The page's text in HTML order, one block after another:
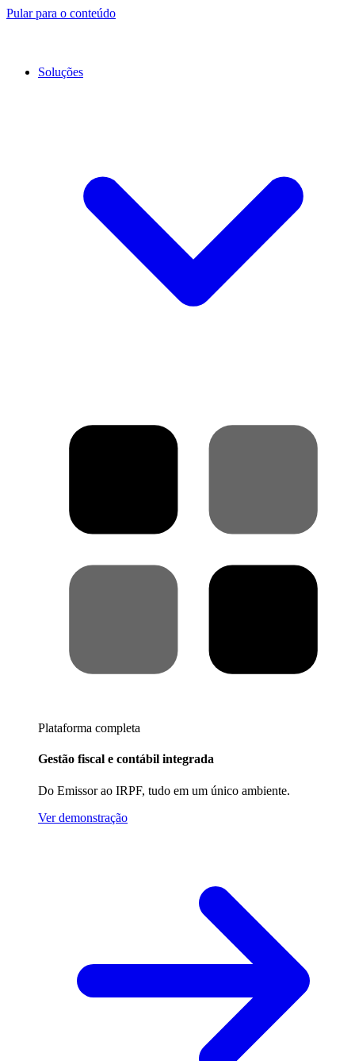
Pular para o conteúdo
Soluções
Plataforma completa
Gestão fiscal e contábil integrada
Do Emissor ao IRPF, tudo em um único ambiente.
Ver demonstração